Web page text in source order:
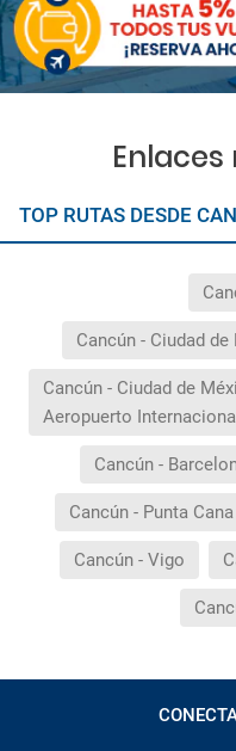
TOP RUTAS DESDE
Cancún - Ciudad
Cancún - Ciudad de
Aeropuerto
Cancún -
Cancún - Punta Cana
Cancún - Vigo